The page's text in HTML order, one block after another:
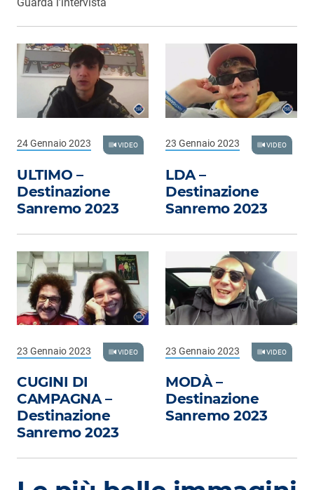
ULTIMO –
Destinazione
Sanremo 2023
24 Gennaio 2023 VIDEO
LDA –
Destinazione
Sanremo 2023
23 Gennaio 2023 VIDEO
CUGINI DI
CAMPAGNA –
Destinazione
Sanremo 2023
23 Gennaio 2023 VIDEO
MODÀ –
Destinazione
Sanremo 2023
23 Gennaio 2023 VIDEO